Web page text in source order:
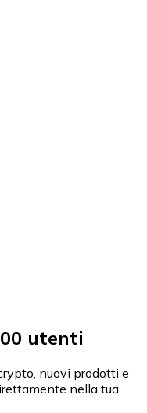
utenti
nuovi prodotti e
nella tua